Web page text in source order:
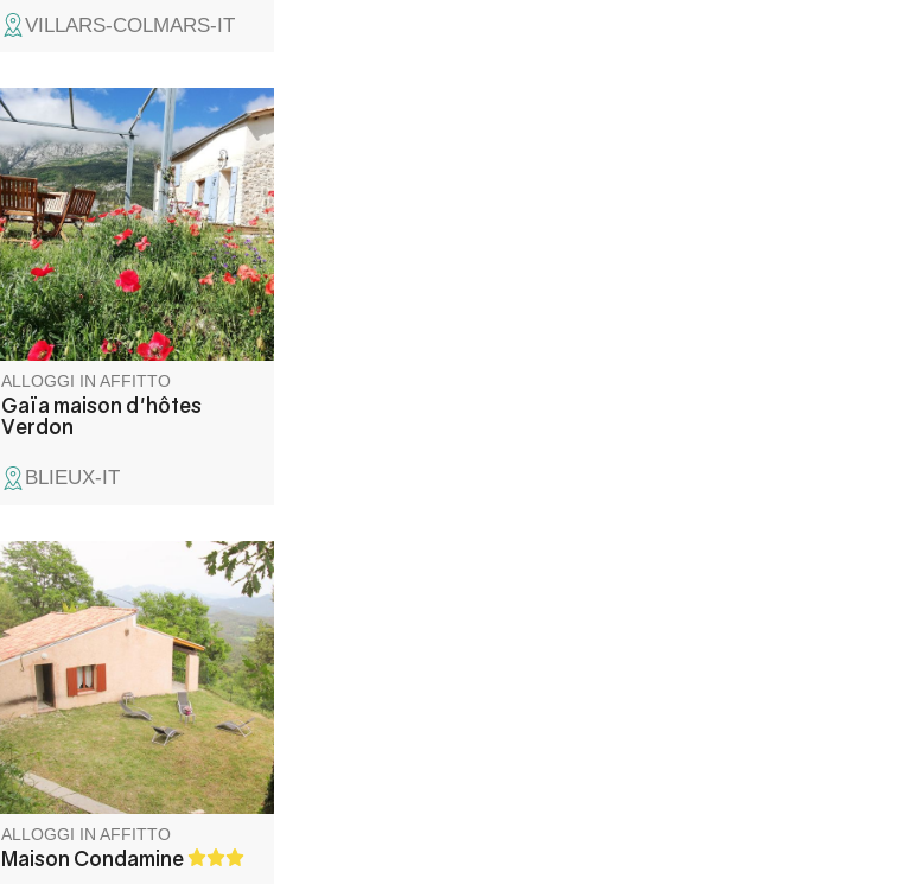
VILLARS-COLMARS-IT
La pensione Gaïa, situata nel
cuore del grazioso villaggio di
Blieux, è arroccata su uno
sperone roccioso di fronte alle
montagne. La vista è
incantevole e la tranquillità
assoluta! Benvenuti agli amanti
della natura!
ALLOGGI IN AFFITTO
Gaïa maison d'hôtes
Verdon
BLIEUX-IT
In un ambiente magnifico e
rilassante, con vista
incantevole, casa spaziosa
esposta a sud, ben arredata e
attrezzata, con ampio giardino
recintato, terrazze e
parcheggio. Ambiente
incontaminato ideale per gli
amanti della natura, pace e
tranquillità garantite.
ALLOGGI IN AFFITTO
Maison Condamine